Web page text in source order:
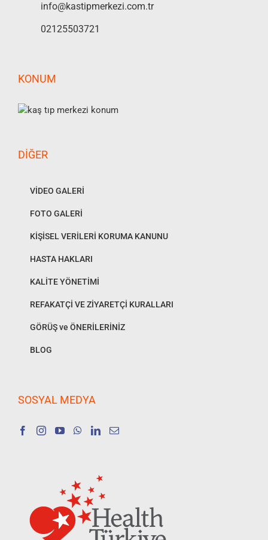
info@kastipmerkezi.com.tr
02125503721
KONUM
DIĞER
VİDEO GALERİ
FOTO GALERİ
KİŞİSEL VERİLERİ KORUMA KANUNU
HASTA HAKLARI
KALİTE YÖNETİMİ
REFAKATÇİ VE ZİYARETÇİ KURALLARI
GÖRÜŞ ve ÖNERİLERİNİZ
BLOG
SOSYAL MEDYA